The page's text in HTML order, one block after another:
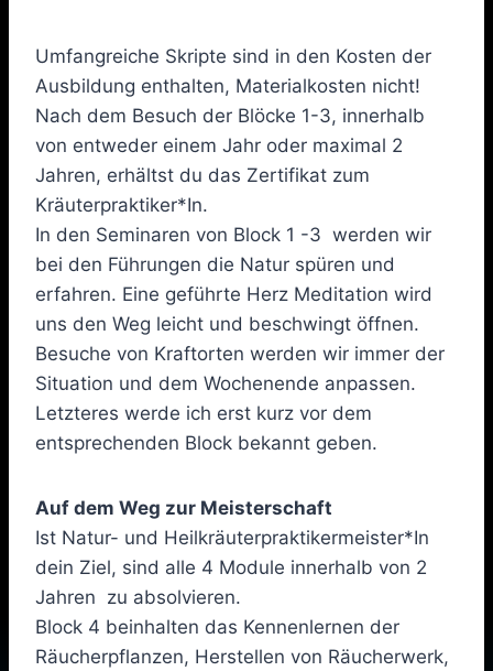
Umfangreiche Skripte sind in den Kosten der
Ausbildung enthalten, Materialkosten nicht!
Nach dem Besuch der Blöcke 1-3, innerhalb
von entweder einem Jahr oder maximal 2
Jahren, erhältst du das Zertifikat zum
Kräuterpraktiker*In.
In den Seminaren von Block 1 -3 werden wir
bei den Führungen die Natur spüren und
erfahren. Eine geführte Herz Meditation wird
uns den Weg leicht und beschwingt öffnen.
Besuche von Kraftorten werden wir immer der
Situation und dem Wochenende anpassen.
Letzteres werde ich erst kurz vor dem
entsprechenden Block bekannt geben.
Auf dem Weg zur Meisterschaft
Ist Natur- und Heilkräuterpraktikermeister*In
dein Ziel, sind alle 4 Module innerhalb von 2
Jahren zu absolvieren.
Block 4 beinhalten das Kennenlernen der
Räucherpflanzen, Herstellen von Räucherwerk,